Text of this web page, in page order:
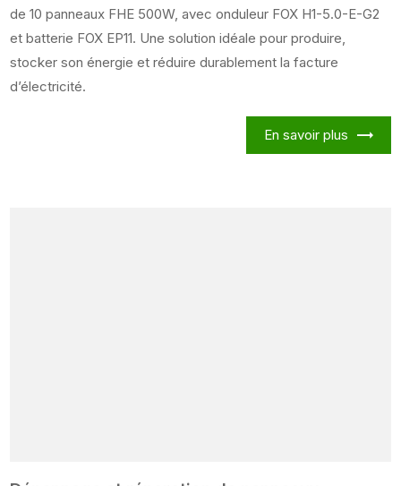
de 10 panneaux FHE 500W, avec onduleur FOX H1-5.0-E-G2
et batterie FOX EP11. Une solution idéale pour produire,
stocker son énergie et réduire durablement la facture
d’électricité.
En savoir plus